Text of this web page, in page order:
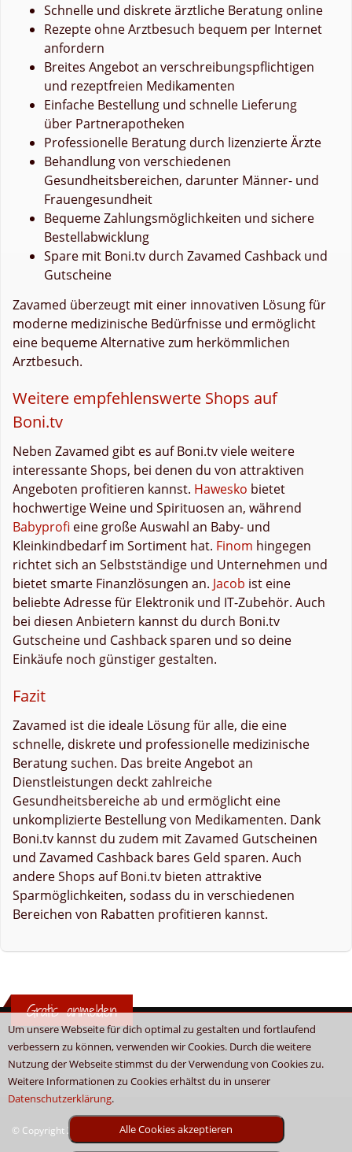
Um unsere Webseite für dich optimal zu gestalten und fortlaufend
verbessern zu können, verwenden wir Cookies. Durch die weitere
Nutzung der Webseite stimmst du der Verwendung von Cookies zu.
Weitere Informationen zu Cookies erhältst du in unserer
Datenschutzerklärung.
Alle Cookies akzeptieren
Schnelle und diskrete ärztliche Beratung online
Rezepte ohne Arztbesuch bequem per Internet
anfordern
Breites Angebot an verschreibungspflichtigen
und rezeptfreien Medikamenten
Einfache Bestellung und schnelle Lieferung
über Partnerapotheken
Professionelle Beratung durch lizenzierte Ärzte
Behandlung von verschiedenen
Gesundheitsbereichen, darunter Männer- und
Frauengesundheit
Bequeme Zahlungsmöglichkeiten und sichere
Bestellabwicklung
Spare mit Boni.tv durch Zavamed Cashback und
Gutscheine
Zavamed überzeugt mit einer innovativen Lösung für
moderne medizinische Bedürfnisse und ermöglicht
eine bequeme Alternative zum herkömmlichen
Arztbesuch.
Weitere empfehlenswerte Shops auf
Boni.tv
Neben Zavamed gibt es auf Boni.tv viele weitere
interessante Shops, bei denen du von attraktiven
Angeboten profitieren kannst. Hawesko bietet
hochwertige Weine und Spirituosen an, während
Babyprofi eine große Auswahl an Baby- und
Kleinkindbedarf im Sortiment hat. Finom hingegen
richtet sich an Selbstständige und Unternehmen und
bietet smarte Finanzlösungen an. Jacob ist eine
beliebte Adresse für Elektronik und IT-Zubehör. Auch
bei diesen Anbietern kannst du durch Boni.tv
Gutscheine und Cashback sparen und so deine
Einkäufe noch günstiger gestalten.
Fazit
Zavamed ist die ideale Lösung für alle, die eine
schnelle, diskrete und professionelle medizinische
Beratung suchen. Das breite Angebot an
Dienstleistungen deckt zahlreiche
Gesundheitsbereiche ab und ermöglicht eine
unkomplizierte Bestellung von Medikamenten. Dank
Boni.tv kannst du zudem mit Zavamed Gutscheinen
und Zavamed Cashback bares Geld sparen. Auch
andere Shops auf Boni.tv bieten attraktive
Sparmöglichkeiten, sodass du in verschiedenen
Bereichen von Rabatten profitieren kannst.
Gratis anmelden
© Copyright 2026 - Boni.tv / Cashback & Gutscheine